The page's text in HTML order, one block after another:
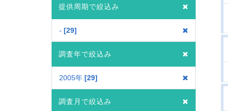
提供周期で絞込み
- 29
調査年で絞込み
2005年 29
調査月で絞込み